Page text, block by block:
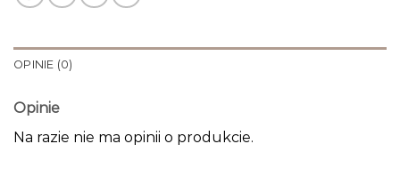
OPINIE (0)
Opinie
Na razie nie ma opinii o produkcie.